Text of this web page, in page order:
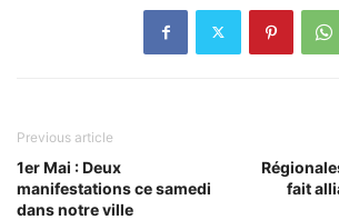
Previous article
1er Mai : Deux
manifestations ce samedi
dans notre ville
fait